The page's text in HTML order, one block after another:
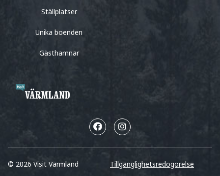
Ställplatser
Unika boenden
Gästhamnar
© 2026 Visit Värmland Tillgänglighetsredogörelse